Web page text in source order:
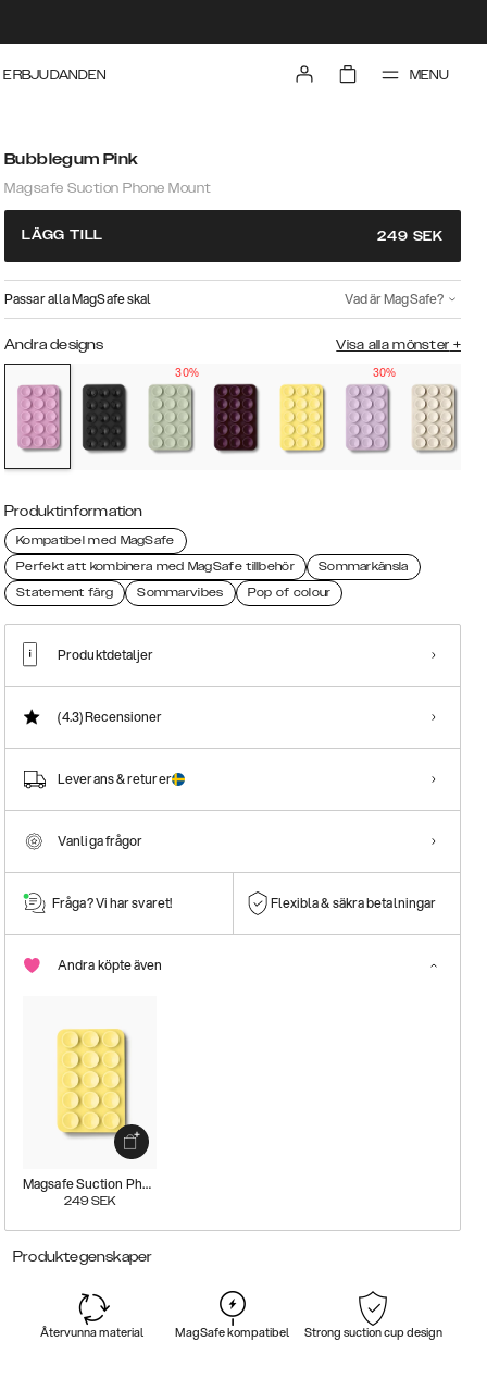
ERBJUDANDEN MENU
Bubblegum Pink
Magsafe Suction Phone Mount
LÄGG TILL 249 SEK
Passar alla MagSafe skal Vad är MagSafe?
Andra designs Visa alla mönster +
30%
30%
Produktinformation
Kompatibel med MagSafe
Perfekt att kombinera med MagSafe tillbehör
Sommarkänsla
Statement färg
Sommarvibes Pop of colour
Produktdetaljer
(4.3)Recensioner
Leverans & returer
Vanliga frågor
Fråga? Vi har svaret! Flexibla & säkra betalningar
Andra köpte även
Magsafe Suction Phone Mount
249 SEK
Produktegenskaper
Återvunna material MagSafe kompatibel Strong suction cup design